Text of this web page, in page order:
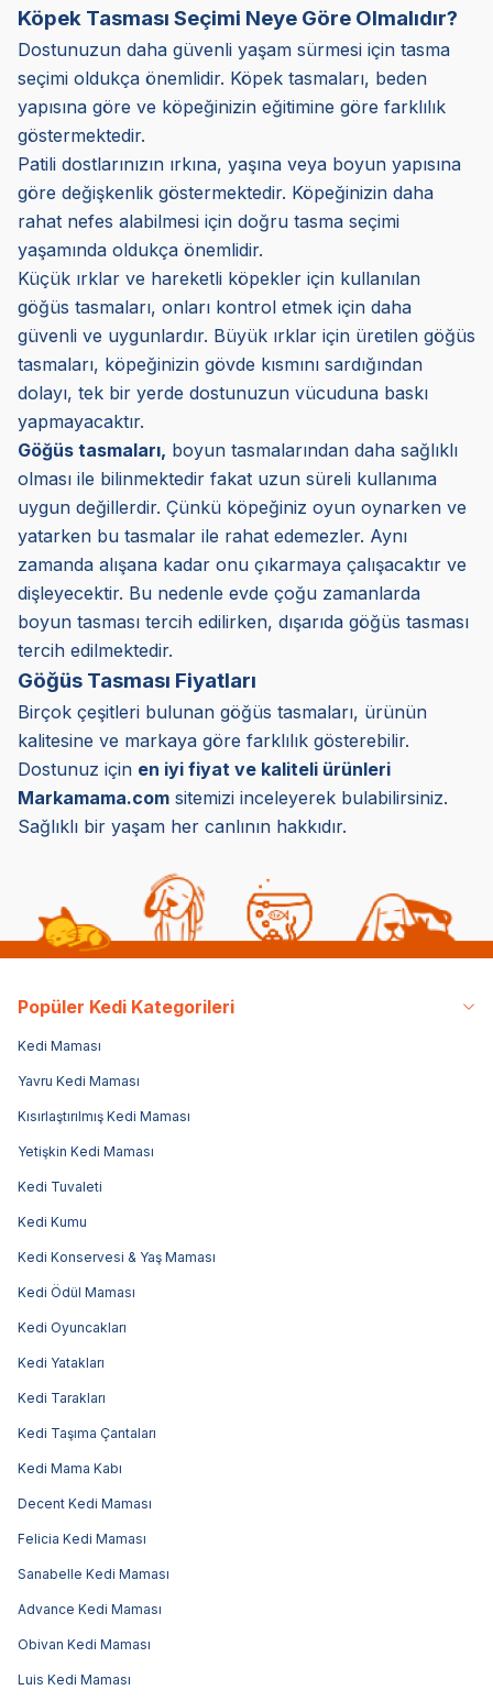
Köpek Tasması Seçimi Neye Göre Olmalıdır?
Dostunuzun daha güvenli yaşam sürmesi için tasma
seçimi oldukça önemlidir. Köpek tasmaları, beden
yapısına göre ve köpeğinizin eğitimine göre farklılık
göstermektedir.
Patili dostlarınızın ırkına, yaşına veya boyun yapısına
göre değişkenlik göstermektedir. Köpeğinizin daha
rahat nefes alabilmesi için doğru tasma seçimi
yaşamında oldukça önemlidir.
Küçük ırklar ve hareketli köpekler için kullanılan
göğüs tasmaları, onları kontrol etmek için daha
güvenli ve uygunlardır. Büyük ırklar için üretilen göğüs
tasmaları, köpeğinizin gövde kısmını sardığından
dolayı, tek bir yerde dostunuzun vücuduna baskı
yapmayacaktır.
Göğüs tasmaları, boyun tasmalarından daha sağlıklı
olması ile bilinmektedir fakat uzun süreli kullanıma
uygun değillerdir. Çünkü köpeğiniz oyun oynarken ve
yatarken bu tasmalar ile rahat edemezler. Aynı
zamanda alışana kadar onu çıkarmaya çalışacaktır ve
dişleyecektir. Bu nedenle evde çoğu zamanlarda
boyun tasması tercih edilirken, dışarıda göğüs tasması
tercih edilmektedir.
Göğüs Tasması Fiyatları
Birçok çeşitleri bulunan göğüs tasmaları, ürünün
kalitesine ve markaya göre farklılık gösterebilir.
Dostunuz için en iyi fiyat ve kaliteli ürünleri
Markamama.com sitemizi inceleyerek bulabilirsiniz.
Sağlıklı bir yaşam her canlının hakkıdır.
Popüler Kedi Kategorileri
Kedi Maması
Yavru Kedi Maması
Kısırlaştırılmış Kedi Maması
Yetişkin Kedi Maması
Kedi Tuvaleti
Kedi Kumu
Kedi Konservesi & Yaş Maması
Kedi Ödül Maması
Kedi Oyuncakları
Kedi Yatakları
Kedi Tarakları
Kedi Taşıma Çantaları
Kedi Mama Kabı
Decent Kedi Maması
Felicia Kedi Maması
Sanabelle Kedi Maması
Advance Kedi Maması
Obivan Kedi Maması
Luis Kedi Maması